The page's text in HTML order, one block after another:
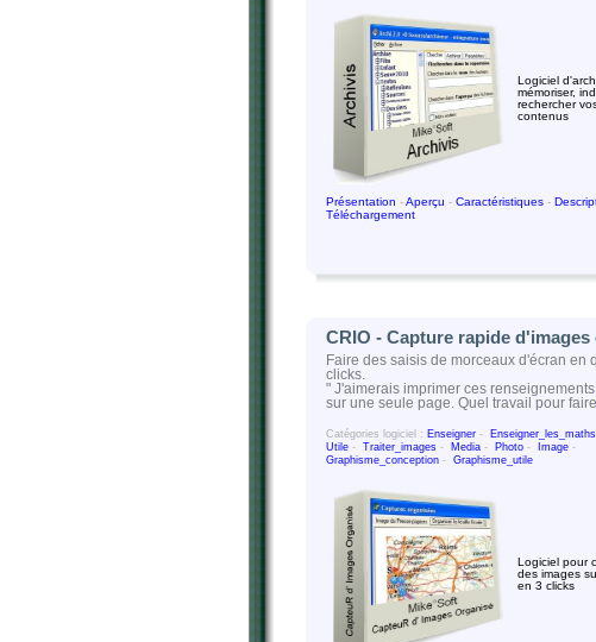
Logiciel
mémoriser,
rechercher
contenus
Présentation -Aperçu - Caractéristiques -
Téléchargement
CRIO - Capture rapide d'images
Faire des saisis de morceaux d'écran en
clicks.
" J'aimerais imprimer ces
sur une seule page. Quel travail pour faire
Catégories logiciel : Enseigner - Enseigner_les_maths
Utile - Traiter_images - Media - Photo - Image -
Graphisme_conception - Graphisme_utile
Logiciel pour
des images
en 3 clicks